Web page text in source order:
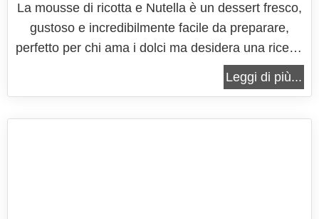
La mousse di ricotta e Nutella è un dessert fresco,
gustoso e incredibilmente facile da preparare,
perfetto per chi ama i dolci ma desidera una ricetta
leggera e senza uova, che non richieda cottura. È
una combinazione ideale di consistenze diverse, in
Leggi di più...